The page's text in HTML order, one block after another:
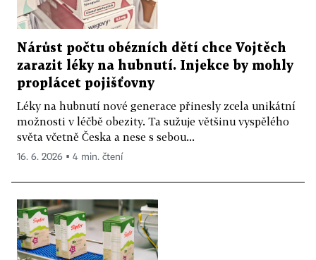
Nárůst počtu obézních dětí chce Vojtěch
zarazit léky na hubnutí. Injekce by mohly
proplácet pojišťovny
Léky na hubnutí nové generace přinesly zcela unikátní
možnosti v léčbě obezity. Ta sužuje většinu vyspělého
světa včetně Česka a nese s sebou...
16. 6. 2026 ▪ 4 min. čtení